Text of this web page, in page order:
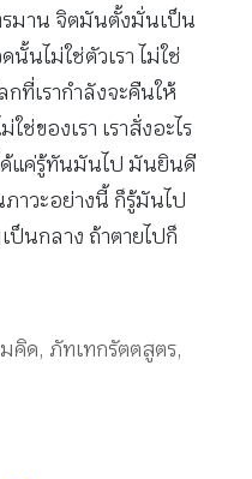
รมาน จิตมันตั้งมั่นเป็น
นไม่ใช่ตัวเรา ไม่ใช่
ที่เรากำลังจะคืนให้
ใช่ของเรา เราสั่งอะไร
ด้แค่รู้ทันมันไป มันยินดี
าวะอย่างนี้ ก็รู้มันไป
ป็นกลาง ถ้าตายไปก็
คิด, ภัทเทกรัตตสูตร,